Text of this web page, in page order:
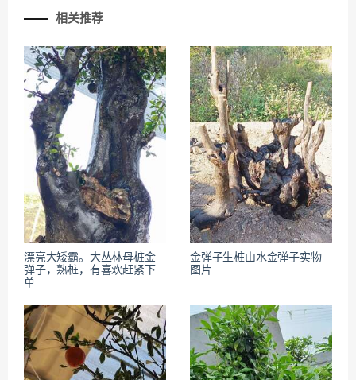
相关推荐
漂亮大矮霸。大丛林母桩金
弹子，熟桩，有喜欢赶紧下
单
金弹子生桩山水金弹子实物
图片